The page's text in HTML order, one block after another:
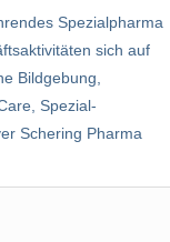
EUR
Spezialpharma
sich auf
Bildgebung,
Spezial-
Schering Pharma